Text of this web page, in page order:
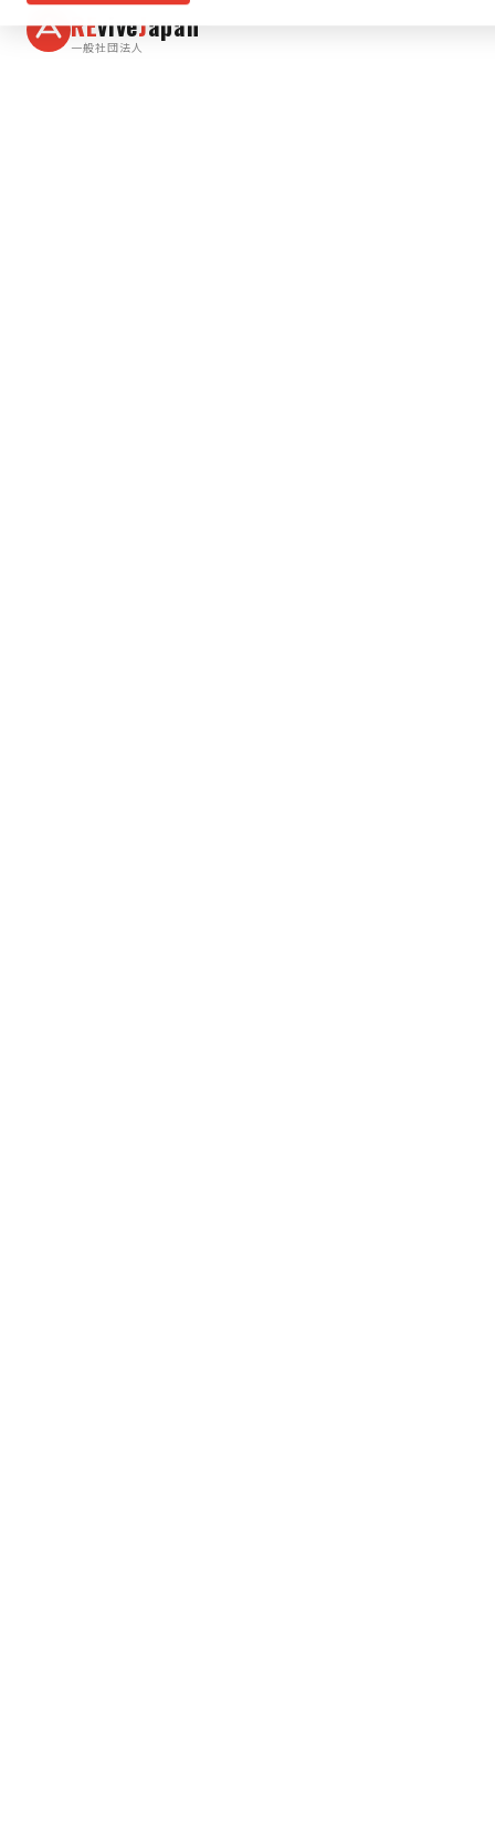
REviveJapan
一般社団法人